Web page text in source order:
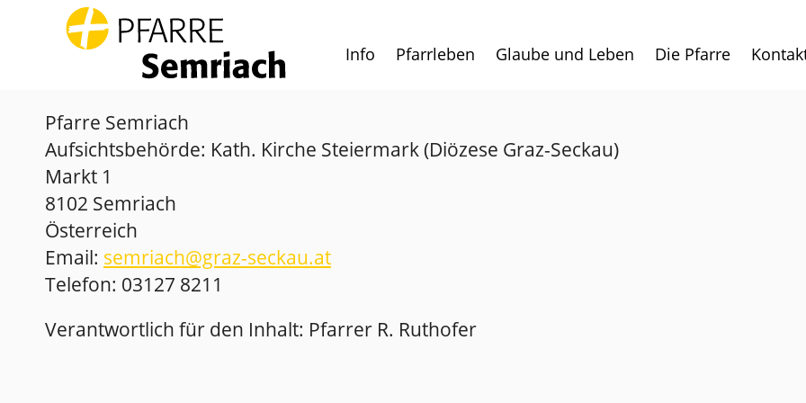
Info Pfarrleben Glaube und Leben Die Pfarre
Pfarre Semriach
Aufsichtsbehörde: Kath. Kirche Steiermark (Diözese Graz-Seckau)
Markt 1
8102 Semriach
Österreich
Email: semriach@graz-seckau.at
Telefon: 03127 8211
Verantwortlich für den Inhalt: Pfarrer R. Ruthofer